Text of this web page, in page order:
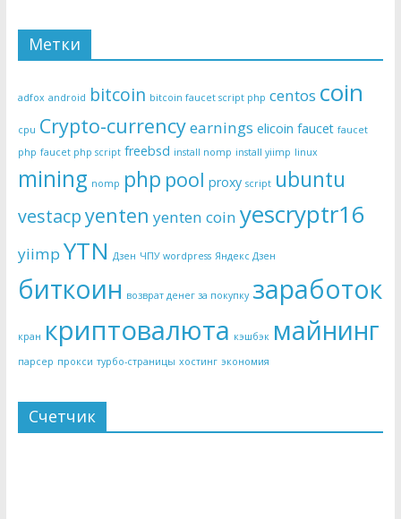
Метки
adfox android bitcoin bitcoin faucet script php centos coin
cpu Crypto-currencyearnings elicoin faucet faucet
php faucet php script freebsd install nomp install yiimp linux
mining nomp php pool proxy script ubuntu
vestacpyenten yenten coin yescryptr16
yiimp YTN Дзен ЧПУ wordpress Яндекс Дзен
биткоин возврат денег за покупку заработок
кран криптовалюта кэшбэк майнинг
парсер прокси турбо-страницы хостинг экономия
Счетчик